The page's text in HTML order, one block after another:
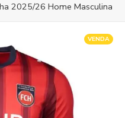
2025/26 Home Masculina
VENDA